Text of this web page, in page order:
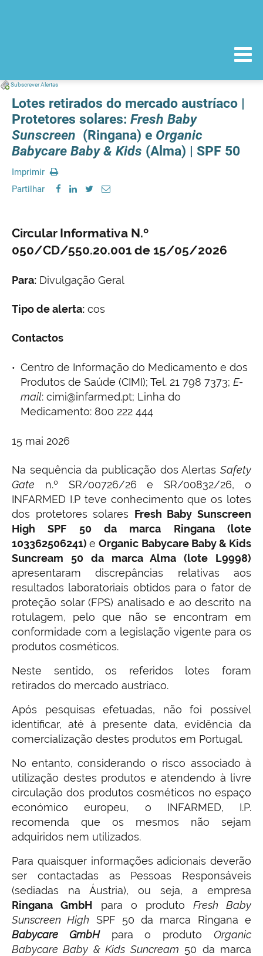
Subscrever Alertas
Lotes retirados do mercado austríaco |
Protetores solares: Fresh Baby
Sunscreen (Ringana) e Organic
Babycare Baby & Kids (Alma) | SPF 50
Imprimir
Partilhar
Circular Informativa N.º
050/CD/550.20.001 de 15/05/2026
Para: Divulgação Geral
Tipo de alerta: cos
Contactos
Centro de Informação do Medicamento e dos
Produtos de Saúde (CIMI); Tel. 21 798 7373; E-
mail: cimi@infarmed.pt; Linha do
Medicamento: 800 222 444
15 mai 2026
Na sequência da publicação dos Alertas Safety
Gate n.º SR/00726/26 e SR/00832/26, o
INFARMED I.P teve conhecimento que os lotes
dos protetores solares Fresh Baby Sunscreen
High SPF 50 da marca Ringana (lote
103362506241)eOrganic Babycare Baby & Kids
Suncream 50 da marca Alma (lote L9998)
apresentaram discrepâncias relativas aos
resultados laboratoriais obtidos para o fator de
proteção solar (FPS) analisado e ao descrito na
rotulagem, pelo que não se encontram em
conformidade com a legislação vigente para os
produtos cosméticos.
Neste sentido, os referidos lotes foram
retirados do mercado austríaco.
Após pesquisas efetuadas, não foi possível
identificar, até à presente data, evidência da
comercialização destes produtos em Portugal.
No entanto, considerando o risco associado à
utilização destes produtos e atendendo à livre
circulação dos produtos cosméticos no espaço
económico europeu, o INFARMED, I.P.
recomenda que os mesmos não sejam
adquiridos nem utilizados.
Para quaisquer informações adicionais deverão
ser contactadas as Pessoas Responsáveis
(sediadas na Áustria), ou seja, a empresa
Ringana GmbH para o produto Fresh Baby
Sunscreen High SPF 50 da marca Ringana e
Babycare GmbHpara o produtoOrganic
Babycare Baby & Kids Suncream 50 da marca